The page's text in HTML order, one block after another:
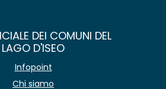
DEI COMUNI DEL
LAGO D'ISEO
Infopoint
Chi siamo